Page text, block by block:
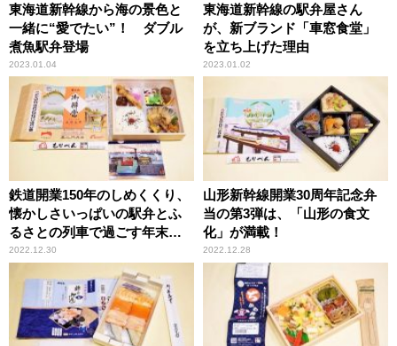
東海道新幹線から海の景色と
一緒に“愛でたい”！ ダブル
煮魚駅弁登場
2023.01.04
東海道新幹線の駅弁屋さん
が、新ブランド「車窓食堂」
を立ち上げた理由
2023.01.02
鉄道開業150年のしめくくり、
懐かしさいっぱいの駅弁とふ
るさとの列車で過ごす年末年
始はいかが？
2022.12.30
山形新幹線開業30周年記念弁
当の第3弾は、「山形の食文
化」が満載！
2022.12.28